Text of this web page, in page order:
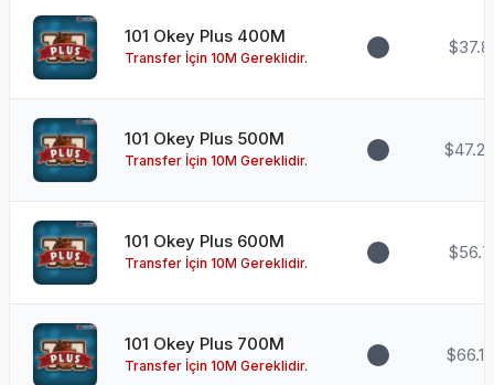
101 Okey Plus 400M
Transfer İçin 10M Gereklidir.
$37.8
101 Okey Plus 500M
Transfer İçin 10M Gereklidir.
$47.25
101 Okey Plus 600M
Transfer İçin 10M Gereklidir.
$56.7
101 Okey Plus 700M
Transfer İçin 10M Gereklidir.
$66.15